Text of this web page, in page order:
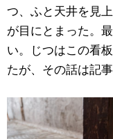
つ、ふと天井を見
が目にとまった。
い。じつはこの看
たが、その話は記事